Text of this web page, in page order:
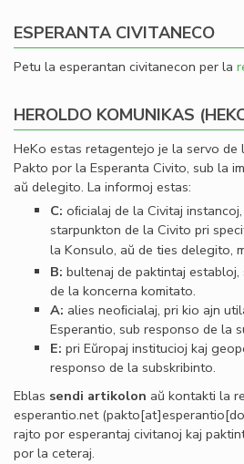
ESPERANTA CIVITANECO
Petu la esperantan civitanecon per la
HEROLDO KOMUNIKAS
HeKo estas retagentejo je la servo de
Pakto por la Esperanta Civito, sub la
aŭ delegito. La informoj estas:
C: oﬁcialaj de la Civitaj
starpunkton de la Civito pri
la Konsulo, aŭ de ties delegito,
B: bultenaj de paktintaj
de la koncerna komitato.
A: alies neoﬁcialaj, pri kio ajn
Esperantio, sub responso de la
E: pri Eŭropaj institucioj kaj
responso de la subskribinto.
Eblas sendi artikolon aŭ kontakti la
esperantio.net
rajto por esperantaj civitanoj kaj
por la ceteraj.